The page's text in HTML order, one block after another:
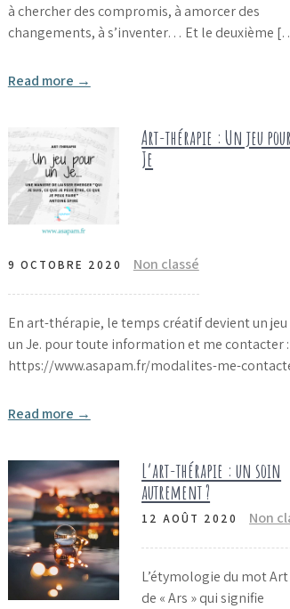
à chercher des compromis, à amorcer des
changements, à s’inventer… Et le deuxième
Read more →
Art-thérapie : Un jeu
Je
9 OCTOBRE 2020 Non classé
En art-thérapie, le temps créatif devient un
un Je. pour toute information et me contacter :
https://www.asapam.fr/modalites-me-
Read more →
L’art-thérapie : un soin
autrement ?
12 AOÛT 2020 Non
L’étymologie du mot
de « Ars » qui signifie